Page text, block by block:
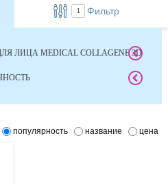
1 Фильтр
ЛИЦА MEDICAL COLLAGENE 3D
популярность название цена